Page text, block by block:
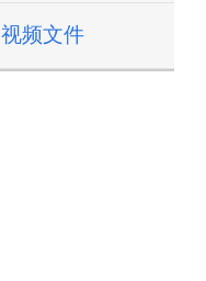
视频文件